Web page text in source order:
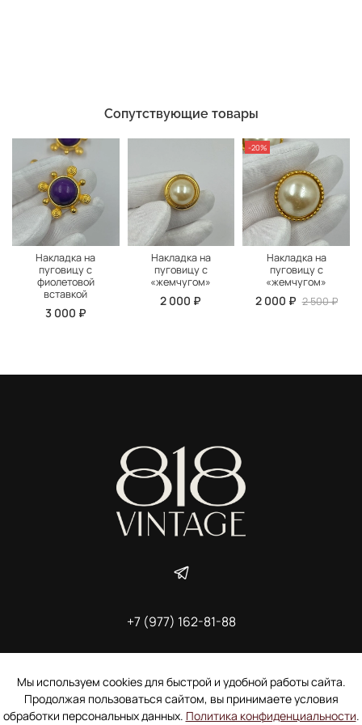
Сопутствующие товары
Накладка на
пуговицу с
фиолетовой
вставкой
3 000 ₽
Накладка на
пуговицу с
«жемчугом»
2 000 ₽
-20%
Накладка на
пуговицу с
«жемчугом»
2 000 ₽ 2 500 ₽
+7 (977) 162-81-88
Пользовательское соглашение
Электронное согласие покупателя на рассылку
Согласие на обработку персональных данных
Мы используем cookies для быстрой и удобной работы сайта.
Продолжая пользоваться сайтом, вы принимаете условия
обработки персональных данных. Политика конфиденциальности.